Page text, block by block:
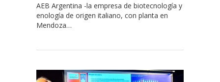
AEB Argentina -la empresa de biotecnología y
enología de origen italiano, con planta en
Mendoza…